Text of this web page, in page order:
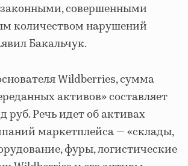
совершенными
количеством нарушений
Бакальчук.
Wildberries, сумма
активов» составляет
руб. Речь идет об активах
маркетплейса — «склады,
фуры, логистические